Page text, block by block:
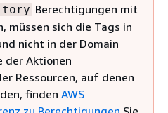
Berechtigungen mit
müssen sich die Tags in
nicht in der Domain
der Aktionen
Ressourcen, auf denen
finden AWS